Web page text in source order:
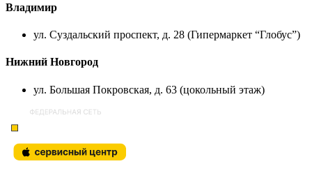
Владимир
ул. Суздальский проспект, д. 28 (Гипермаркет “Глобус”)
Нижний Новгород
ул. Большая Покровская, д. 63 (цокольный этаж)